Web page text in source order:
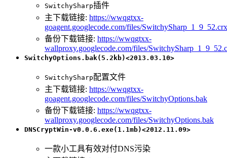
SwitchySharp插件
主下载链接: https://wwqgtxx-
goagent.googlecode.com/files/SwitchySharp_1_9_52.crx
备份下载链接: https://wwqgtxx-
wallproxy.googlecode.com/files/
SwitchyOptions.bak(5.2kb)<2013.03.10>
SwitchySharp配置文件
主下载链接: https://wwqgtxx-
goagent.googlecode.com/files/SwitchyOptions.bak
备份下载链接: https://wwqgtxx-
wallproxy.googlecode.com/files/SwitchyOptions.bak
DNSCryptWin-v0.0.6.exe(1.1mb)<2012.11.09>
一款小工具有效对付DNS污染